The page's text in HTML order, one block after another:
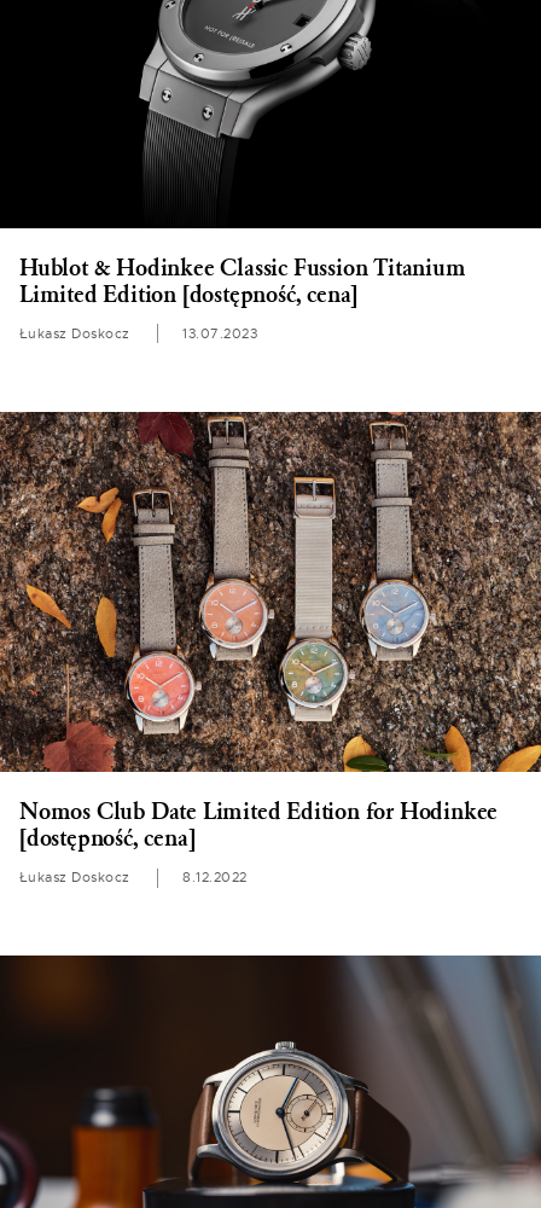
Hublot & Hodinkee Classic Fussion Titanium
Limited Edition [dostępność, cena]
Łukasz Doskocz 13.07.2023
Nomos Club Date Limited Edition for Hodinkee
[dostępność, cena]
Łukasz Doskocz 8.12.2022